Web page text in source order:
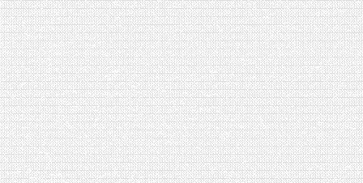
FEAT. AKILA
[VIDÉO] OBJECTIF POIDS SANTÉ #67 : L’AVIS
DES AUTRES, CE N’EST QUE LA VIE DES
AUTRES
[VIDÉO] UNBOXING : LES MY LITTLE &
BIOTYFULL BOX DES MOIS DE FÉVRIER ET
MARS 2024 FEAT. AKILA
[VIDÉO] LA SÉLECTION DU MOIS
#JANVIER2024
[VIDÉO] HELLOFRESH #34 : IDÉES
RECETTES RISOTTO